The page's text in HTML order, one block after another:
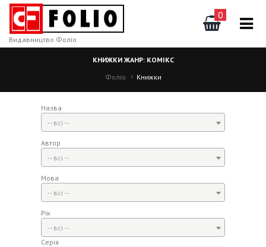
0
Видавництво Фоліо
КНИЖКИ ЖАНР: КОМІКС
Фоліо
Книжки
Назва
-- всі --
Автор
-- всі --
Мова
-- всі --
Рік
-- всі --
Серія